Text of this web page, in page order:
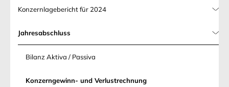
Konzernlagebericht für 2024
Jahresabschluss
Bilanz Aktiva / Passiva
Konzerngewinn- und Verlustrechnung